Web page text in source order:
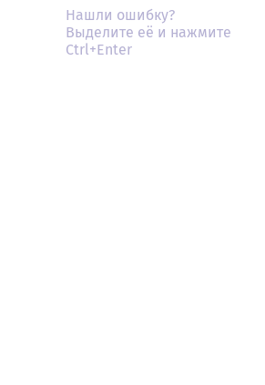
Нашли ошибку?
Выделите её и нажмите
Ctrl+Enter